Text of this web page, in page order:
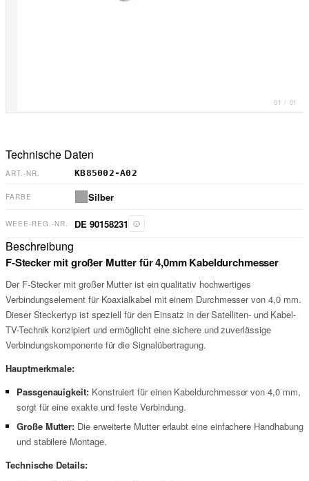
01 / 01
Technische Daten
ART.-NR. KB85002-A02
FARBE Silber
WEEE-REG.-NR. DE 90158231
Beschreibung
F-Stecker mit großer Mutter für 4,0mm Kabeldurchmesser
Der F-Stecker mit großer Mutter ist ein qualitativ hochwertiges
Verbindungselement für Koaxialkabel mit einem Durchmesser von 4,0 mm.
Dieser Steckertyp ist speziell für den Einsatz in der Satelliten- und Kabel-
TV-Technik konzipiert und ermöglicht eine sichere und zuverlässige
Verbindungskomponente für die Signalübertragung.
Hauptmerkmale:
Passgenauigkeit:Konstruiert für einen Kabeldurchmesser von 4,0 mm,
sorgt für eine exakte und feste Verbindung.
Große Mutter: Die erweiterte Mutter erlaubt eine einfachere Handhabung
und stabilere Montage.
Technische Details: